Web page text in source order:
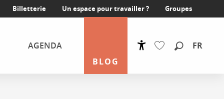
BLOG
FR
Billetterie Un espace pour travailler ? Groupes
AGENDA